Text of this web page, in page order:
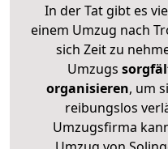
In der Tat gibt es
einem Umzug nach
sich Zeit zu
Umzugs
organisieren, um
reibungslos
Umzugsfirma